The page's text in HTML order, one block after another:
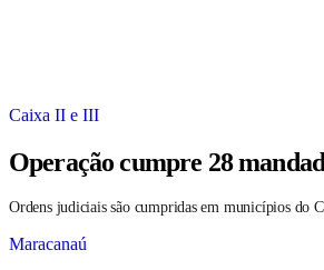
Caixa II e III
Operação cumpre 28
Ordens judiciais são cumpridas em municípios do
Maracanaú